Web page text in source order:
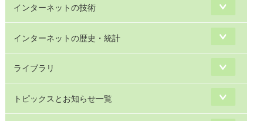
インターネットの技術
インターネットの歴史・統計
ライブラリ
トピックスとお知らせ一覧